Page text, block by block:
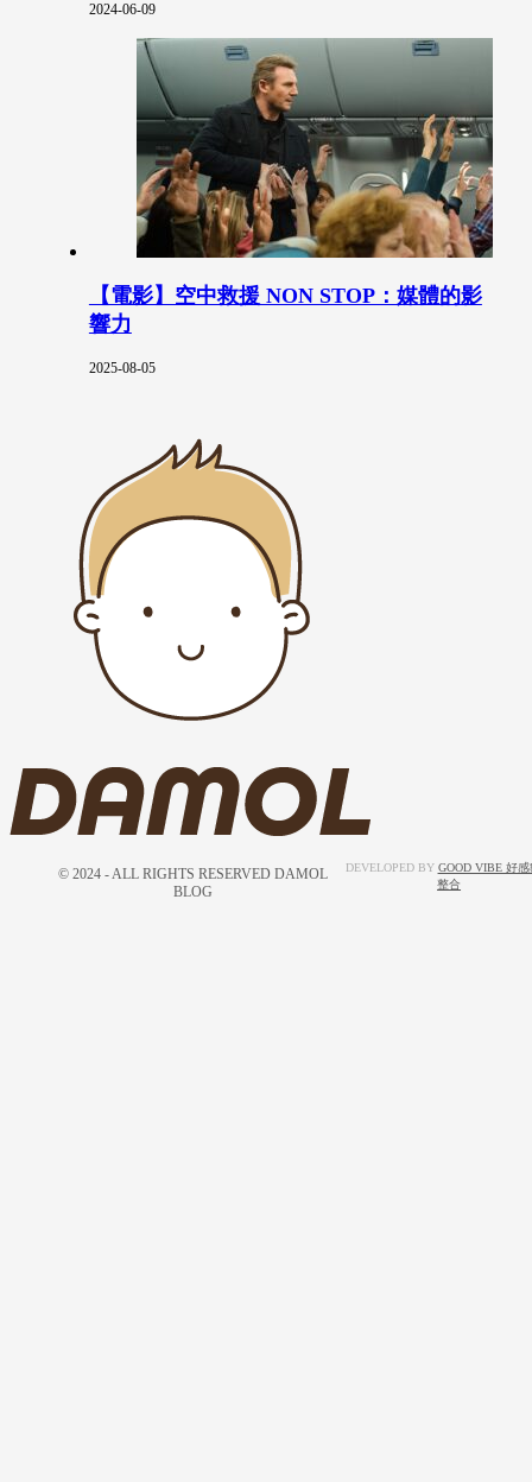
2024-06-09
【電影】空中救援 NON STOP：媒體的影
響力
2025-08-05
© 2024 - ALL RIGHTS RESERVED DAMOL
BLOG
DEVELOPED BY GOOD VIBE 好感
整合